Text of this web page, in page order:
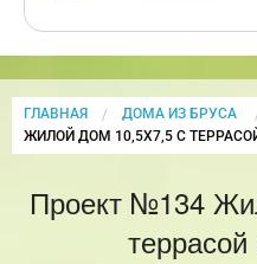
ГЛАВНАЯ
ДОМА ИЗ БРУСА
CURRENT:
ЖИЛОЙ ДОМ 10,5Х7,5 С
Проект №134